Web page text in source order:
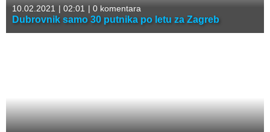
10.02.2021 | 02:01 | 0 komentara
Dubrovnik samo 30 putnika po letu za Zagreb